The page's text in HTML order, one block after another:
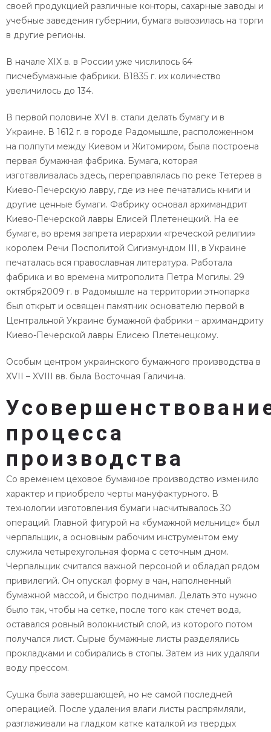
своей продукцией различные конторы, сахарные заводы и
учебные заведения губернии, бумага вывозилась на торги
в другие регионы.
В начале XIX в. в России уже числилось 64
писчебумажные фабрики. В1835 г. их количество
увеличилось до 134.
В первой половине ХVI в. стали делать бумагу и в
Украине. В 1612 г. в городе Радомышле, расположенном
на полпути между Киевом и Житомиром, была построена
первая бумажная фабрика. Бумага, которая
изготавливалась здесь, переправлялась по реке Тетерев в
Киево-Печерскую лавру, где из нее печатались книги и
другие ценные бумаги. Фабрику основал архимандрит
Киево-Печерской лавры Елисей Плетенецкий. На ее
бумаге, во время запрета иерархии «греческой религии»
королем Речи Посполитой Сигизмундом III, в Украине
печаталась вся православная литература. Работала
фабрика и во времена митрополита Петра Могилы. 29
октября2009 г. в Радомышле на территории этнопарка
был открыт и освящен памятник основателю первой в
Центральной Украине бумажной фабрики – архимандриту
Киево-Печерской лавры Елисею Плетенецкому.
Особым центром украинского бумажного производства в
XVII – XVIII вв. была Восточная Галичина.
процесса
производства
Со временем цеховое бумажное производство изменило
характер и приобрело черты мануфактурного. В
технологии изготовления бумаги насчитывалось 30
операций. Главной фигурой на «бумажной мельнице» был
черпальщик, а основным рабочим инструментом ему
служила четырехугольная форма с сеточным дном.
Черпальщик считался важной персоной и обладал рядом
привилегий. Он опускал форму в чан, наполненный
бумажной массой, и быстро поднимал. Делать это нужно
было так, чтобы на сетке, после того как стечет вода,
оставался ровный волокнистый слой, из которого потом
получался лист. Сырые бумажные листы разделялись
прокладками и собирались в стопы. Затем из них удаляли
воду прессом.
Сушка была завершающей, но не самой последней
операцией. После удаления влаги листы распрямляли,
разглаживали на гладком катке каталкой из твердых